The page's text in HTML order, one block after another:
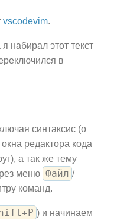
vscodevim.
набирал этот текст
в
синтаксис (о
редактора кода
а так же тему
меню Файл /
команд.
) и начинаем